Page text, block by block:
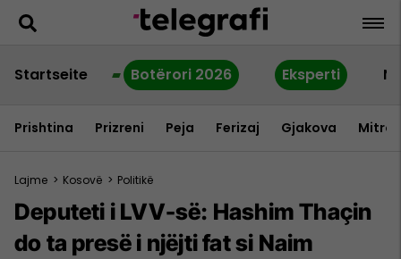
Startseite Botërori 2026 Eksperti
Prishtina Prizreni Peja Ferizaj Gjakova
Lajme > Kosovë > Politikë
Deputeti i LVV-së: Hashim Thaçin
do ta presë i njëjti fat si Naim